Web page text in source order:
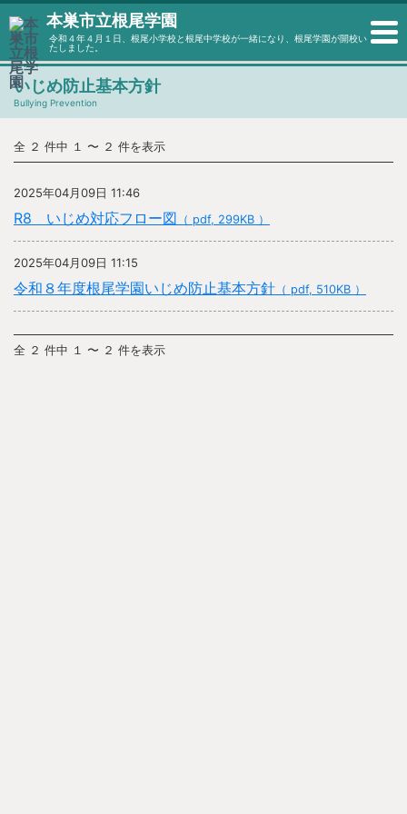
本巣市立根尾学園
令和４年４月１日、根尾小学校と根尾中学校が一緒になり、根尾学園が開校い
たしました。
いじめ防止基本方針
Bullying Prevention
全 ２ 件中 １ 〜 ２ 件を表示
2025年04月09日 11:46
R8 いじめ対応フロー図 （ pdf, 299KB ）
2025年04月09日 11:15
令和８年度根尾学園いじめ防止基本方針 （ pdf, 510KB ）
全 ２ 件中 １ 〜 ２ 件を表示